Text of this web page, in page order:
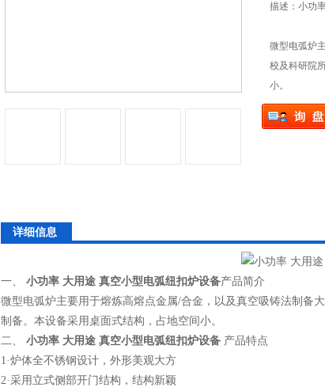
描述：小功
微型电弧炉
校及科研院
小。
详细信息
一、 小功率 大用途 真空小型电弧纽扣炉设备产品简介
微型电弧炉主要用于熔炼高熔点金属/合金，以及真空吸铸法制备
制备。本设备采用桌面式结构，占地空间小。
二、
小功率 大用途 真空小型电弧纽扣炉设备 产品特点
1·炉体全不锈钢设计，外形美观大方
2·采用立式侧部开门结构，结构新颖